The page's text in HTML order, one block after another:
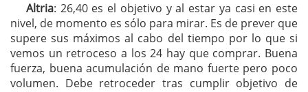
Altria: 26,40 es el objetivo y al estar ya casi en este
nivel, de momento es sólo para mirar. Es de prever que
supere sus máximos al cabo del tiempo por lo que si
vemos un retroceso a los 24 hay que comprar. Buena
fuerza, buena acumulación de mano fuerte pero poco
volumen. Debe retroceder tras cumplir objetivo de